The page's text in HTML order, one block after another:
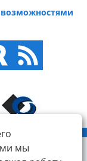
мы